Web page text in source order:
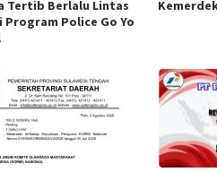
Tertib Berlalu Lintas
Program Police Go Yo